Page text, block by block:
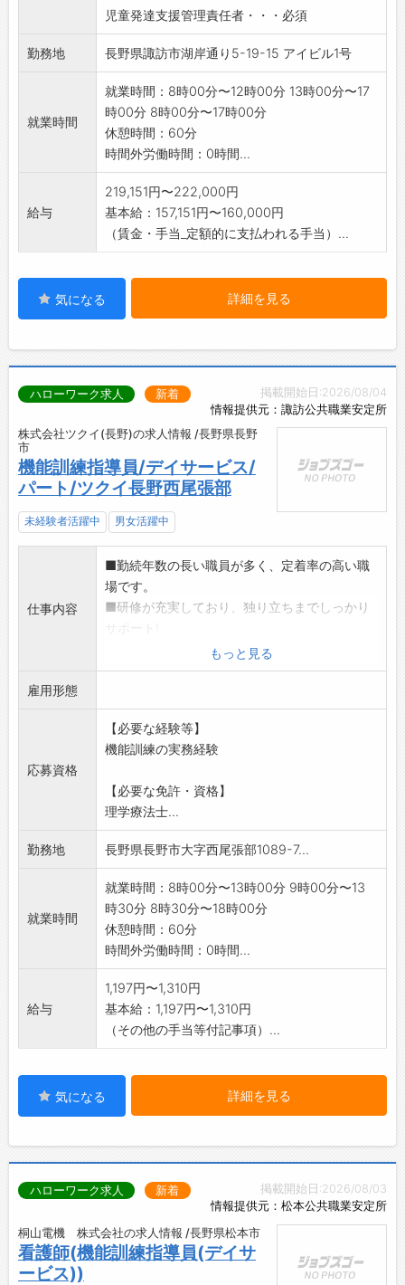
児童発達支援管理責任者・・・必須
勤務地 長野県諏訪市湖岸通り5-19-15 アイビル1号
就業時間
就業時間：8時00分〜12時00分 13時00分〜17
時00分 8時00分〜17時00分
休憩時間：60分
時間外労働時間：0時間...
給与
219,151円〜222,000円
基本給：157,151円〜160,000円
（賃金・手当_定額的に支払われる手当）...
気になる 詳細を見る
掲載開始日:2026/08/04
情報提供元：諏訪公共職業安定所
ハローワーク求人 新着
株式会社ツクイ(長野)の求人情報 /長野県長野
市
機能訓練指導員/デイサービス/
パート/ツクイ長野西尾張部
未経験者活躍中 男女活躍中
仕事内容
■勤続年数の長い職員が多く、定着率の高い職
場です。
■研修が充実しており、独り立ちまでしっかり
■髪色・髪型自由。ネイル、まつげエクステ、
ひげもOK!
・個別機能訓練の計画作成、実施、評価
・集団機能訓練プログラムの作成、実施、評価
・スタッフやご家族への動作介助の指導
導 など
※介護員兼務もあり(応相談)
※勤務時間によっては送迎業務あり
子育て中の方も半日勤務が可能なため働きやす
い職場です!
もっと見る
雇用形態
応募資格
【必要な経験等】
機能訓練の実務経験
【必要な免許・資格】
理学療法士...
勤務地 長野県長野市大字西尾張部1089-7...
就業時間
就業時間：8時00分〜13時00分 9時00分〜13
時30分 8時30分〜18時00分
休憩時間：60分
時間外労働時間：0時間...
給与
1,197円〜1,310円
基本給：1,197円〜1,310円
（その他の手当等付記事項）...
気になる 詳細を見る
掲載開始日:2026/08/03
情報提供元：松本公共職業安定所
ハローワーク求人 新着
桐山電機 株式会社の求人情報 /長野県松本市
看護師(機能訓練指導員(デイサ
ービス))